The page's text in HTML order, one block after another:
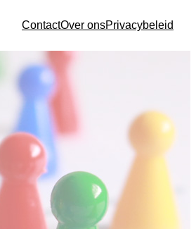
ContactOver onsPrivacybeleid